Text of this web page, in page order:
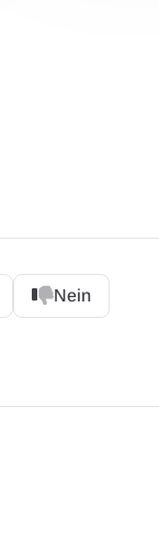
Nein